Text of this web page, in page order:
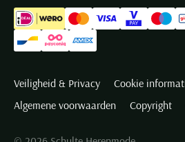
Veiligheid & Privacy Cookie
Algemene voorwaarden
Copyright